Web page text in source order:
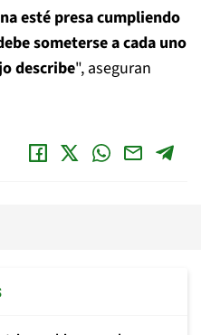
esté presa cumpliendo
someterse a cada uno
describe", aseguran